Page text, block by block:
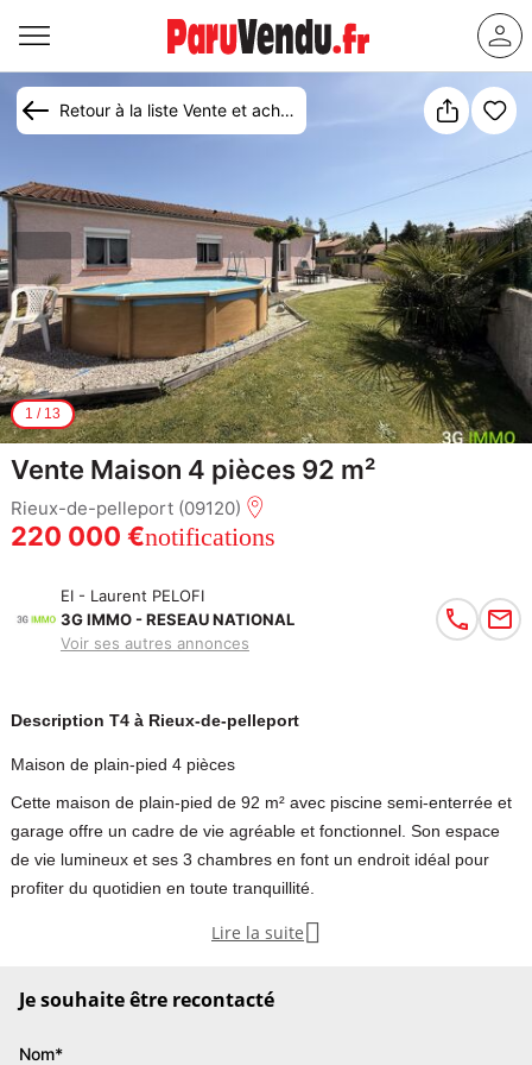
Retour à la liste Vente et achat maison Rieux-de-Pelleport
1 / 13
Vente Maison 4 pièces 92 m²
Rieux-de-pelleport (09120)
220 000 €notifications
EI - Laurent PELOFI
3G IMMO - RESEAU NATIONAL
Voir ses autres annonces
Description T4 à Rieux-de-pelleport
Maison de plain-pied 4 pièces
Cette maison de plain-pied de 92 m² avec piscine semi-enterrée et
garage offre un cadre de vie agréable et fonctionnel. Son espace
de vie lumineux et ses 3 chambres en font un endroit idéal pour
profiter du quotidien en toute tranquillité.
Située à proximité de Varilhes, dans un environnement calme et
Lire la suite
Je souhaite être recontacté
Nom*